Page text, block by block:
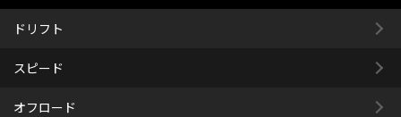
ドリフト
スピード
オフロード